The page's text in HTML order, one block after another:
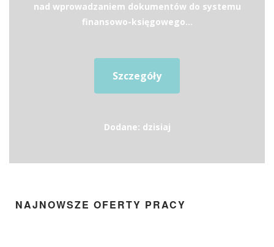
nad wprowadzaniem dokumentów do systemu
finansowo-księgowego...
Szczegóły
Dodane: dzisiaj
NAJNOWSZE OFERTY PRACY